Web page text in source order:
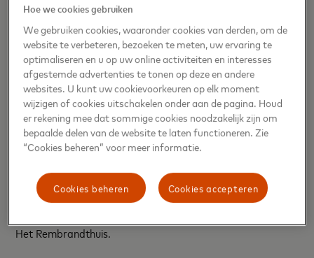
samenwerking met Mastercard, die ons in staat stelt om
ons programma nog toegankelijker te maken voor een
nieuw publiek. Met ons contrastrijke en afwisselende
programma in het bijzondere gebouw van Rem Koolhaas
weten we mensen steeds weer te verrassen. In de Kunsthal
ga je op avontuur, en daar past Mastercard als partner
fantastisch bij.”
“Meesterlijk, menselijk, inspirerend en gastvrij: dat zijn de
naadloos aan bij de Priceless Experience van Mastercard.
Daarom voelt de match met onze nieuwe sponsor zo goed’’,
Het Rembrandthuis.
Hoe we cookies gebruiken
We gebruiken cookies, waaronder cookies van derden, om de
website te verbeteren, bezoeken te meten, uw ervaring te
optimaliseren en u op uw online activiteiten en interesses
afgestemde advertenties te tonen op deze en andere
websites. U kunt uw cookievoorkeuren op elk moment
wijzigen of cookies uitschakelen onder aan de pagina. Houd
er rekening mee dat sommige cookies noodzakelijk zijn om
bepaalde delen van de website te laten functioneren. Zie
“Cookies beheren” voor meer informatie.
Cookies accepteren
Cookies beheren